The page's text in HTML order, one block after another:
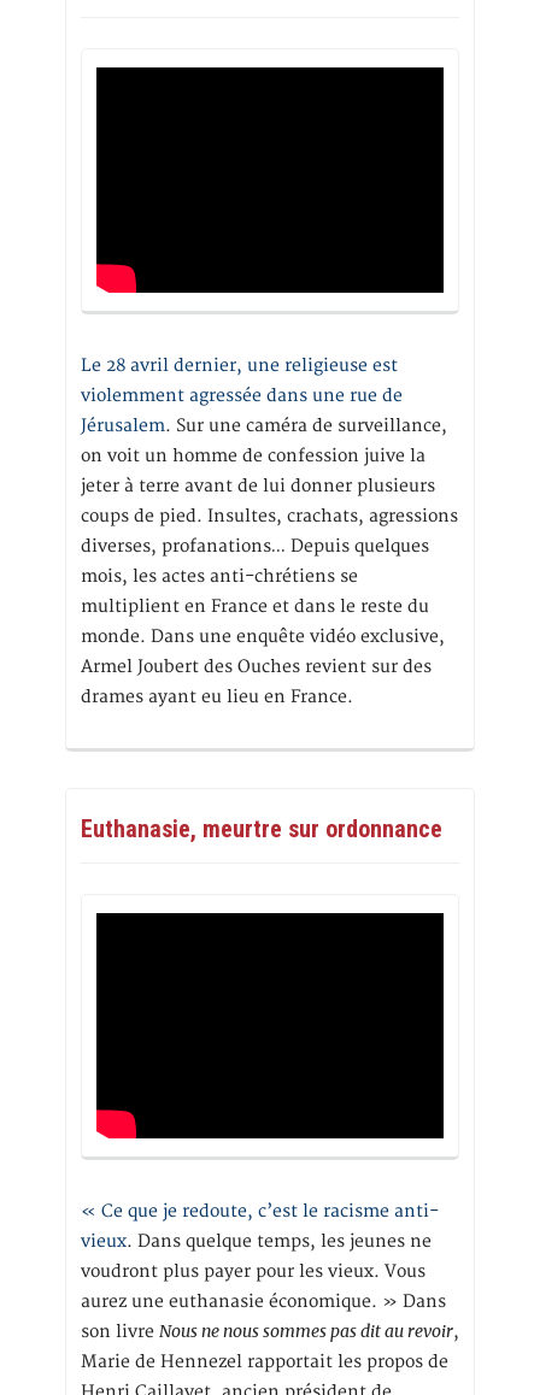
Le 28 avril dernier, une religieuse est
violemment agressée dans une rue de
Jérusalem. Sur une caméra de surveillance,
on voit un homme de confession juive la
jeter à terre avant de lui donner plusieurs
coups de pied. Insultes, crachats, agressions
diverses, profanations… Depuis quelques
mois, les actes anti-chrétiens se
multiplient en France et dans le reste du
monde. Dans une enquête vidéo exclusive,
Armel Joubert des Ouches revient sur des
drames ayant eu lieu en France.
Euthanasie, meurtre sur ordonnance
« Ce que je redoute, c’est le racisme anti-
vieux. Dans quelque temps, les jeunes ne
voudront plus payer pour les vieux. Vous
aurez une euthanasie économique. » Dans
son livre Nous ne nous sommes pas dit au revoir,
Marie de Hennezel rapportait les propos de